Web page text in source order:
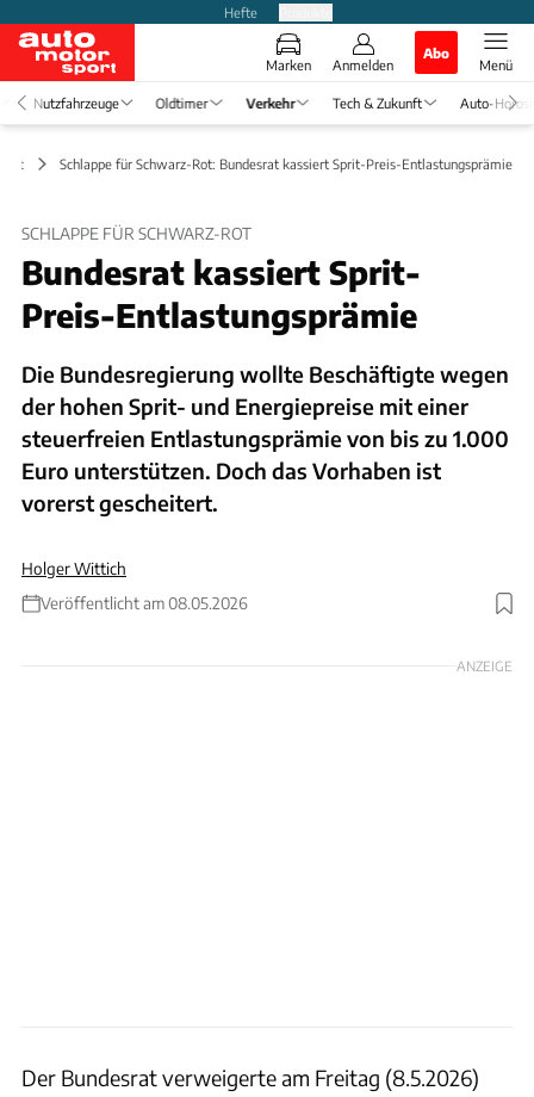
Hefte
Marken Anmelden
Abo
Menü
Nutzfahrzeuge Oldtimer Verkehr Tech & Zukunft Auto-
Schlappe für Schwarz-Rot: Bundesrat kassiert Sprit-Preis-Entlastungsprämie
SCHLAPPE FÜR SCHWARZ-ROT
Bundesrat kassiert Sprit-
Preis-Entlastungsprämie
Die Bundesregierung wollte Beschäftigte wegen
der hohen Sprit- und Energiepreise mit einer
steuerfreien Entlastungsprämie von bis zu 1.000
Euro unterstützen. Doch das Vorhaben ist
vorerst gescheitert.
Holger Wittich
Veröffentlicht am 08.05.2026
Foto: szakalikus via Getty Images
ANZEIGE
Der Bundesrat verweigerte am Freitag (8.5.2026)